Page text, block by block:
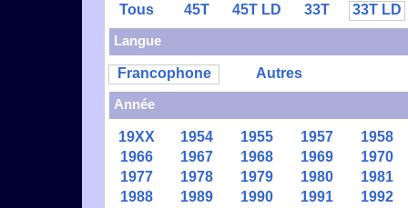
Tous 45T 45T LD 33T
33T LD
Langue
Francophone
Autres
Année
19XX 1954 1955 1957
1958
1966
1967 1968 1969
1970
1977
1978 1979 1980
1981
1988
1989 1990 1991
1992